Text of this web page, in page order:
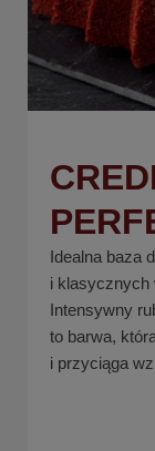
Idealna baza
i klasycznych
Intensywny
to barwa,
i przyciąga